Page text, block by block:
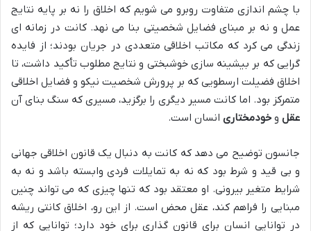
با چشم اندازی متفاوت روبرو می شویم که اخلاق را نه بر پایه نتایج
عمل و نه بر مبنای فضایل شخصیتی بنا می نهد. کانت در زمانه ای
زندگی می کرد که مکاتب اخلاقی متعددی در جریان بودند؛ از فایده
گرایی که بر بیشینه سازی خوشبختی و نتایج مطلوب تأکید داشت، تا
اخلاق فضیلت ارسطویی که بر پرورش شخصیت نیکو و فضایل اخلاقی
متمرکز بود. اما کانت مسیر دیگری را برگزید، مسیری که سنگ بنای آن
عقل و خودمختاری انسان است.
جانسون توضیح می دهد که کانت به دنبال یک قانون اخلاقی جهانی
و بی قید و شرط بود که نه به تمایلات فردی وابسته باشد و نه به
شرایط متغیر بیرونی. او معتقد بود که تنها چیزی که می تواند چنین
مبنایی را فراهم کند، عقل محض است. از این رو، اخلاق کانتی ریشه
در توانایی انسان برای قانون گذاری برای خود دارد؛ توانایی که از